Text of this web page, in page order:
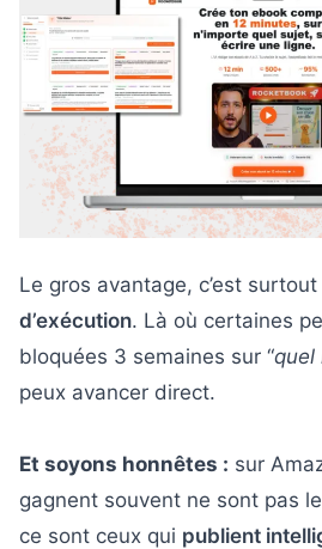
Le gros avantage, c’est surtout
d’exécution. Là où certaines
bloquées 3 semaines sur “quel
peux avancer direct.
Et soyons honnêtes : sur
gagnent souvent ne sont pas
ce sont ceux qui publient